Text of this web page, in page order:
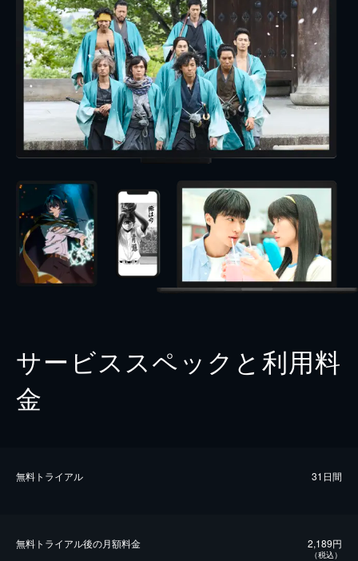
サービススペックと利用料
金
無料トライアル 31日間
無料トライアル後の⽉額料金 2,189円
（税込）